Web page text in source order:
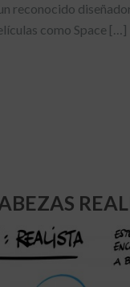
reconocido
como Space […]